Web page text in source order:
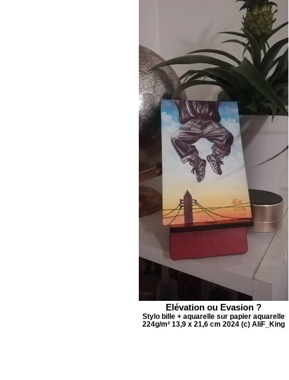
Elévation ou Evasion ?
Stylo bille + aquarelle sur papier aquarelle
224g/m² 13,9 x 21,6 cm 2024 (c) AliF_King